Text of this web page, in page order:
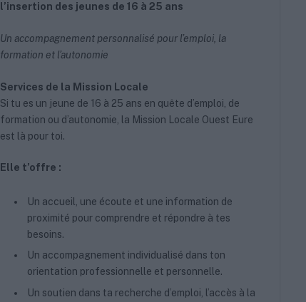
l’insertion des jeunes de 16 à 25 ans
Un accompagnement personnalisé pour l’emploi, la
formation et l’autonomie
Services de la Mission Locale
Si tu es un jeune de 16 à 25 ans en quête d’emploi, de
formation ou d’autonomie, la Mission Locale Ouest Eure
est là pour toi.
Elle t’offre :
Un accueil, une écoute et une information de
proximité pour comprendre et répondre à tes
besoins.
Un accompagnement individualisé dans ton
orientation professionnelle et personnelle.
Un soutien dans ta recherche d’emploi, l’accès à la